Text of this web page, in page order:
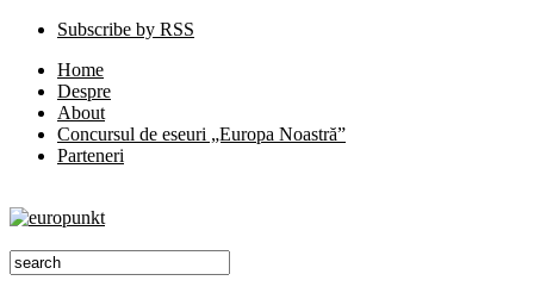
Subscribe by RSS
Home
Despre
About
Concursul de eseuri „Europa Noastră”
Parteneri